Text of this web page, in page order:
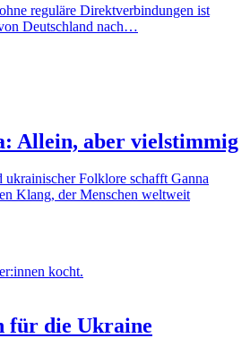
reguläre Direktverbindungen ist
Deutschland nach…
Allein, aber vielstimmig
Folklore schafft Ganna
Klang, der Menschen weltweit
für die Ukraine